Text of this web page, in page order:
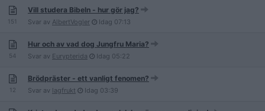
151
Vill studera Bibeln - hur gör jag?
Svar av AlbertVogler Idag 07:13
54
Hur och av vad dog Jungfru Maria?
Svar av Eurypterida Idag 05:22
12
Brödpräster - ett vanligt fenomen?
Svar av lagfrukt Idag 03:39